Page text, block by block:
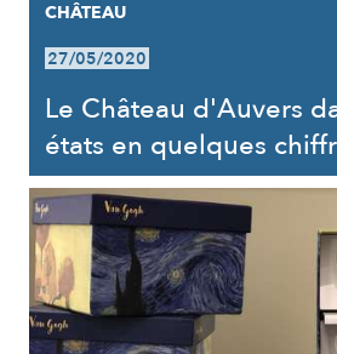
CHÂTEAU
27/05/2020
Le Château d'Auvers
états en quelques